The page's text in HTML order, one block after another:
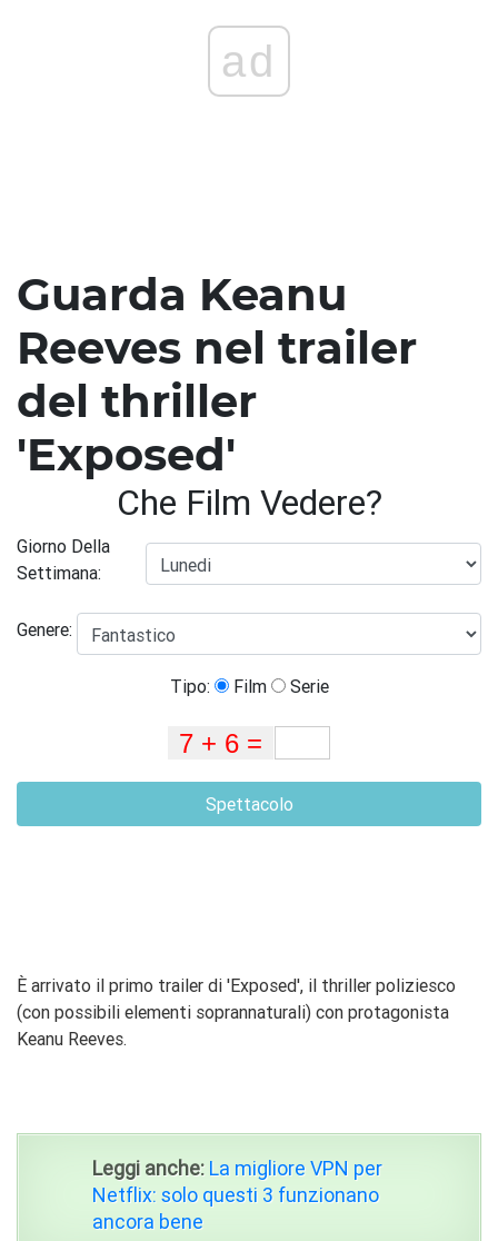
ad
Guarda Keanu
Reeves nel trailer
del thriller
'Exposed'
Che Film Vedere?
Giorno Della
Settimana:
Genere:
Tipo: Film Serie
Spettacolo
È arrivato il primo trailer di 'Exposed', il thriller poliziesco
(con possibili elementi soprannaturali) con protagonista
Keanu Reeves.
Leggi anche: La migliore VPN per
Netflix: solo questi 3 funzionano
ancora bene